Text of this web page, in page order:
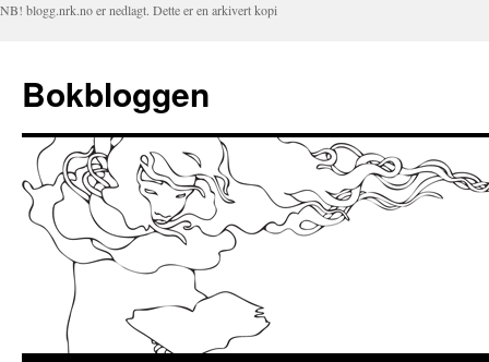
NB! blogg.nrk.no er nedlagt. Dette er en arkivert kopi
Bokbloggen